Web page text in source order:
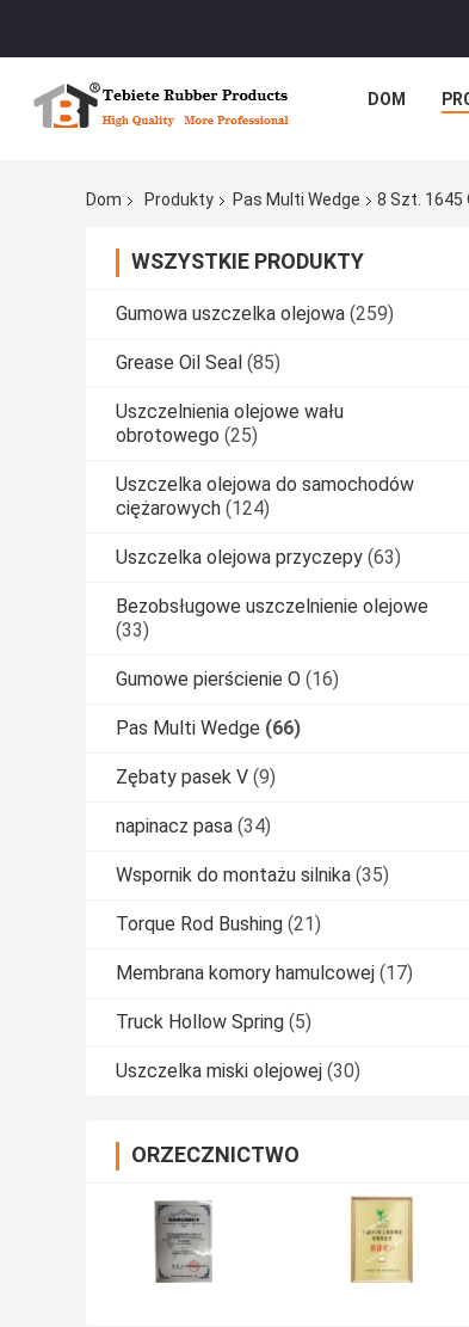
DOM
Dom Produkty Pas Multi Wedge 8 Szt. 1645
WSZYSTKIE PRODUKTY
Gumowa uszczelka olejowa (259)
Grease Oil Seal (85)
Uszczelnienia olejowe wału
obrotowego (25)
Uszczelka olejowa do samochodów
ciężarowych (124)
Uszczelka olejowa przyczepy (63)
Bezobsługowe uszczelnienie olejowe
(33)
Gumowe pierścienie O (16)
Pas Multi Wedge (66)
Zębaty pasek V (9)
napinacz pasa (34)
Wspornik do montażu silnika (35)
Torque Rod Bushing (21)
Membrana komory hamulcowej (17)
Truck Hollow Spring (5)
Uszczelka miski olejowej (30)
ORZECZNICTWO